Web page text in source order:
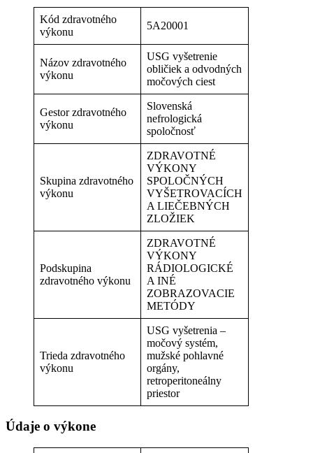
Kód zdravotného
výkonu
5A20001
Názov zdravotného
výkonu
USG vyšetrenie
obličiek a odvodných
močových ciest
Gestor zdravotného
výkonu
Slovenská
nefrologická
spoločnosť
Skupina zdravotného
výkonu
ZDRAVOTNÉ
VÝKONY
SPOLOČNÝCH
VYŠETROVACÍCH
A LIEČEBNÝCH
ZLOŽIEK
Podskupina
zdravotného výkonu
ZDRAVOTNÉ
VÝKONY
RÁDIOLOGICKÉ
A INÉ
ZOBRAZOVACIE
METÓDY
Trieda zdravotného
výkonu
USG vyšetrenia –
močový systém,
mužské pohlavné
orgány,
retroperitoneálny
priestor
Údaje o výkone